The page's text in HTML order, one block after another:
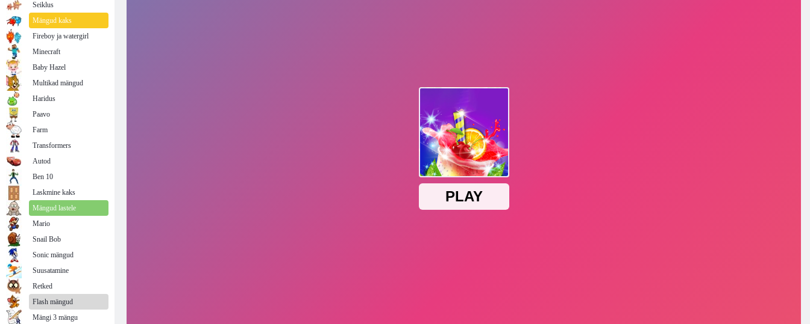
Seiklus
Mängud kaks
Fireboy ja watergirl
Minecraft
Baby Hazel
Multikad mängud
Haridus
Paavo
Farm
Transformers
Autod
Ben 10
Laskmine kaks
Mängud lastele
Mario
Snail Bob
Sonic mängud
Suusatamine
Retked
Flash mängud
Mängi 3 mängu